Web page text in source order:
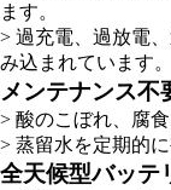
ます。
> 過充電、過放電
み込まれています。
メンテナンス不
> 酸のこぼれ、腐
> 蒸留水を定期的
全天候型バッテ